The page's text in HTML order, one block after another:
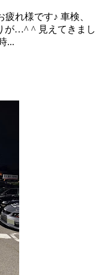
れ様です♪ 車検、
が…^ ^ 見えてきまし
...